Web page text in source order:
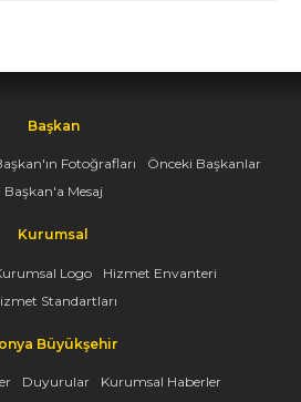
Başkan
Fotoğrafları
Önceki Başkanlar
Başkan'a Mesaj
Kurumsal
Logo
Hizmet Envanteri
Standartları
Büyükşehir
Duyurular Kurumsal Haberler